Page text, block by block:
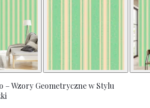
– Wzory Geometryczne w Stylu